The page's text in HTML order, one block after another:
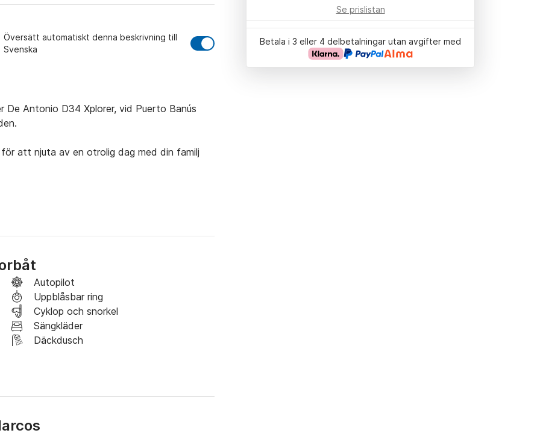
Översätt automatiskt denna beskrivning till
Svenska
De Antonio D34 Xplorer, vid Puerto Banús
att njuta av en otrolig dag med din familj
samtidigt.
i ett bekvämt förfogande.
Autopilot
Uppblåsbar ring
Cyklop och snorkel
Sängkläder
Däckdusch
Se prislistan
Betala i 3 eller 4 delbetalningar utan avgifter med